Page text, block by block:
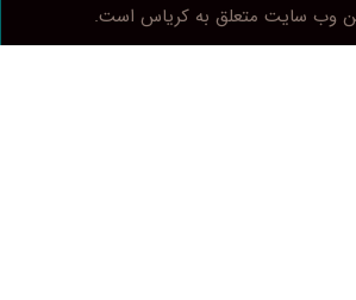
وب سایت متعلق به کریاس است.